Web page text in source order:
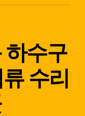
하수구고압세
자주하는 질문
상담문의
하수구
수리